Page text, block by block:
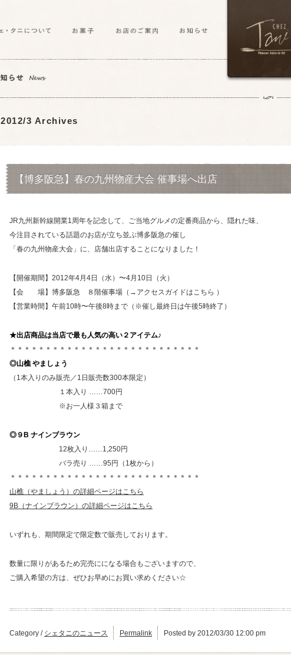
2012/3 Archives
【博多阪急】春の九州物産大会 催事場へ出店
JR九州新幹線開業1周年を記念して、ご当地グルメの定番商品から、隠れた味、
今注目されている話題のお店が立ち並ぶ博多阪急の催し
「春の九州物産大会」に、店舗出店することになりました！
【開催期間】2012年4月4日（水）〜4月10日（火）
【会 場】博多阪急 ８階催事場（→アクセスガイドはこちら ）
【営業時間】午前10時〜午後8時まで（※催し最終日は午後5時終了）
★出店商品は当店で最も人気の高い２アイテム♪
＊＊＊＊＊＊＊＊＊＊＊＊＊＊＊＊＊＊＊＊＊＊＊＊＊＊＊
◎山樵 やましょう
（1本入りのみ販売／1日販売数300本限定）
１本入り ……700円
※お一人様３箱まで
◎９B ナインブラウン
12枚入り……1,250円
バラ売り ……95円（1枚から）
＊＊＊＊＊＊＊＊＊＊＊＊＊＊＊＊＊＊＊＊＊＊＊＊＊＊＊
山樵（やましょう）の詳細ページはこちら
9B（ナインブラウン）の詳細ページはこちら
いずれも、期間限定で限定数で販売しております。
数量に限りがあるため完売にになる場合もございますので、
ご購入希望の方は、ぜひお早めにお買い求めください☆
Category / シェタニのニュース Permalink Posted by 2012/03/30 12:00 pm